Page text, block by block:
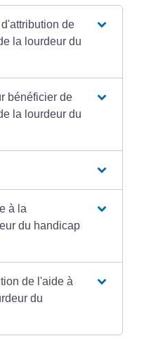
de
la lourdeur du
bénéficier de
la lourdeur du
à la
du handicap
de l'aide à
du